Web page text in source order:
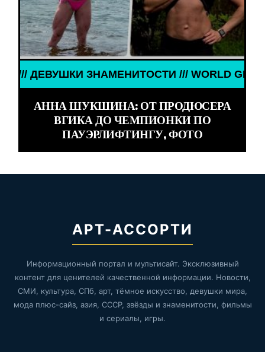
ЗНАМЕНИТОСТИ /// WORLD GIRLS ///
АННА ШУКШИНА: ОТ ПРОДЮСЕРА
ВГИКА ДО ЧЕМПИОНКИ ПО
ПАУЭРЛИФТИНГУ, ФОТО
АРТ-АССОРТИ
Информационный портал и мультисайт. Эксклюзивный
контент для ценителей качественной информации. Новости,
СМИ, культура, СПб, арт, тёмное искусство, девушки мира,
мода плюс-сайз, азия, СССР, звёзды и знаменитости, фильмы
и сериалы, игры.